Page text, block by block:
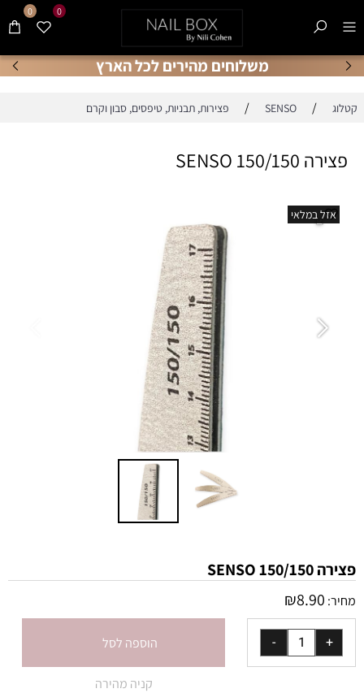
משלוחים מהירים לכל הארץ
0 0
קטלוג /
SENSO
/ פצירות, תבניות, טיפסים, סבון וקרם
פצירה SENSO 150/150
אזל במלאי
פצירה 150/150 SENSO
מחיר: ₪8.90
הוספה לסל
קניה מהירה